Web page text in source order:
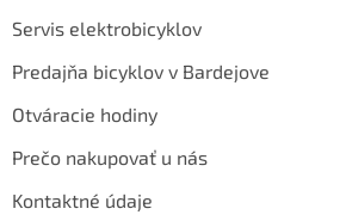
Servis elektrobicyklov
Predajňa bicyklov v Bardejove
Otváracie hodiny
Prečo nakupovať u nás
Kontaktné údaje